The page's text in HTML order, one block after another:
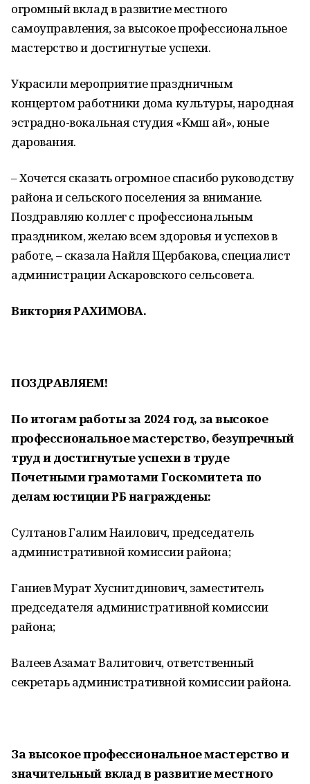
огромный вклад в развитие местного
самоуправления, за высокое профессиональное
мастерство и достигнутые успехи.
Украсили мероприятие праздничным
концертом работники дома культуры, народная
эстрадно-вокальная студия «Көмөш ай», юные
дарования.
– Хочется сказать огромное спасибо руководству
района и сельского поселения за внимание.
Поздравляю коллег с профессиональным
праздником, желаю всем здоровья и успехов в
работе, – сказала Найля Щербакова, специалист
администрации Аскаровского сельсовета.
Виктория РАХИМОВА.
ПОЗДРАВЛЯЕМ!
По итогам работы за 2024 год, за высокое
профессиональное мастерство, безупречный
труд и достигнутые успехи в труде
Почетными грамотами Госкомитета по
делам юстиции РБ награждены:
Султанов Галим Наилович, председатель
административной комиссии района;
Ганиев Мурат Хуснитдинович, заместитель
председателя административной комиссии
района;
Валеев Азамат Валитович, ответственный
секретарь административной комиссии района.
За высокое профессиональное мастерство и
значительный вклад в развитие местного